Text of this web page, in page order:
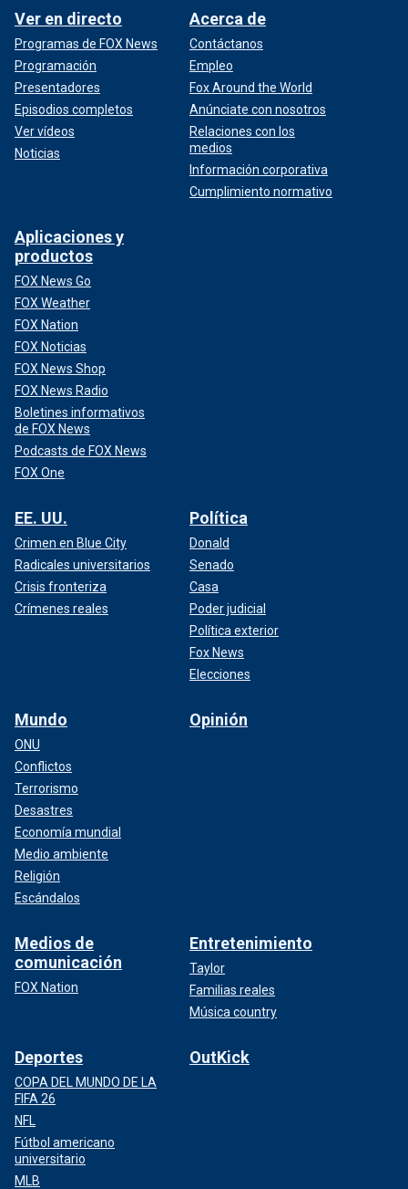
Ver en directo
Programas de FOX News
Programación
Presentadores
Episodios completos
Ver vídeos
Noticias
Acerca de
Contáctanos
Empleo
Fox Around the World
Anúnciate con nosotros
Relaciones con los
medios
Información corporativa
Cumplimiento normativo
Aplicaciones y
productos
FOX News Go
FOX Weather
FOX Nation
FOX Noticias
FOX News Shop
FOX News Radio
Boletines informativos
de FOX News
Podcasts de FOX News
FOX One
EE. UU.
Crimen en Blue City
Radicales universitarios
Crisis fronteriza
Crímenes reales
Política
Donald
Senado
Casa
Poder judicial
Política exterior
Fox News
Elecciones
Mundo
ONU
Conflictos
Terrorismo
Desastres
Economía mundial
Medio ambiente
Religión
Escándalos
Opinión
Medios de
comunicación
FOX Nation
Entretenimiento
Taylor
Familias reales
Música country
Deportes
COPA DEL MUNDO DE LA
FIFA 26
NFL
Fútbol americano
universitario
MLB
OutKick